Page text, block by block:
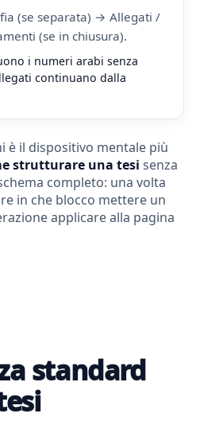
(se separata) → Allegati /
(se in chiusura).
i numeri arabi senza
continuano dalla
è il dispositivo mentale più
strutturare una tesi senza
completo: una volta
in che blocco mettere un
applicare alla pagina
standard